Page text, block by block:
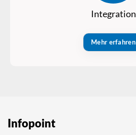
Integration
Mehr erfahren
Infopoint